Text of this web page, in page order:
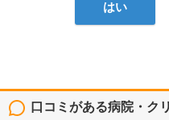
はい
口コミがある病院・ク